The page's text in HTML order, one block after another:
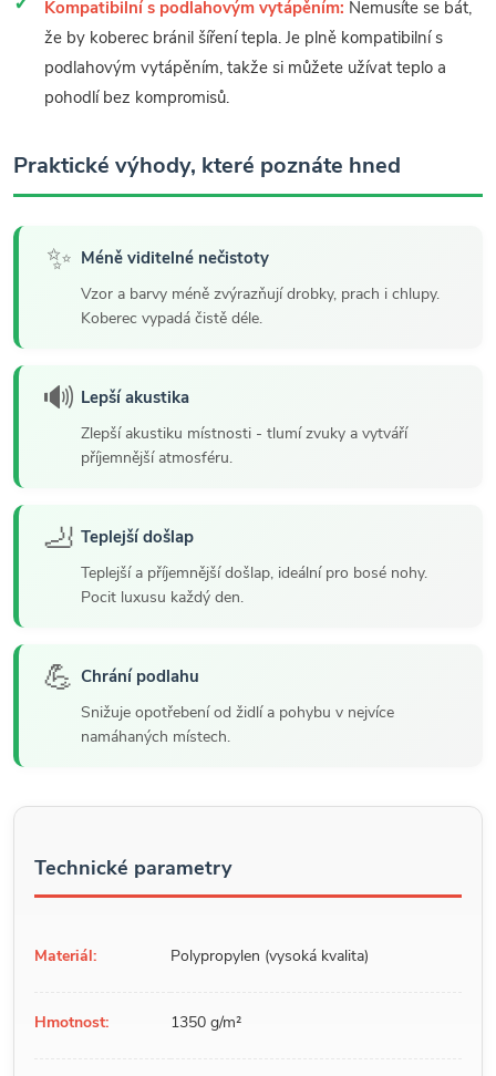
Kompatibilní s podlahovým vytápěním: Nemusíte se bát,
že by koberec bránil šíření tepla. Je plně kompatibilní s
podlahovým vytápěním, takže si můžete užívat teplo a
pohodlí bez kompromisů.
Praktické výhody, které poznáte hned
✨ Méně viditelné nečistoty
Vzor a barvy méně zvýrazňují drobky, prach i chlupy.
Koberec vypadá čistě déle.
🔊 Lepší akustika
Zlepší akustiku místnosti - tlumí zvuky a vytváří
příjemnější atmosféru.
🦶 Teplejší došlap
Teplejší a příjemnější došlap, ideální pro bosé nohy.
Pocit luxusu každý den.
💪 Chrání podlahu
Snižuje opotřebení od židlí a pohybu v nejvíce
namáhaných místech.
Technické parametry
Materiál: Polypropylen (vysoká kvalita)
Hmotnost: 1350 g/m²